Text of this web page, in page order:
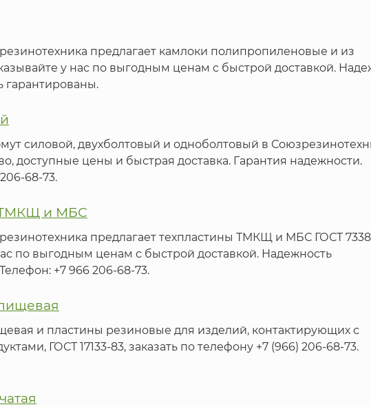
предлагает камлоки полипропиленовые и из
у нас по выгодным ценам с быстрой доставкой.
гарантированы.
силовой, двухболтовый и одноболтовый в
доступные цены и быстрая доставка. Гарантия надежности.
68-73.
ТМКЩ и МБС
предлагает техпластины ТМКЩ и МБС ГОСТ
по выгодным ценам с быстрой доставкой. Надежность
+7 966 206-68-73.
и пластины резиновые для изделий, контактирующих с
ГОСТ 17133-83, заказать по телефону +7 (966) 206-68-73.